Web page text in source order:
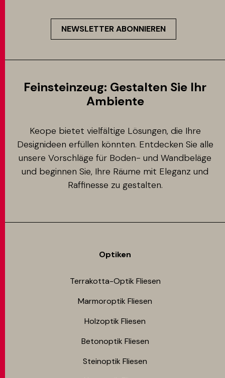
NEWSLETTER ABONNIEREN
Feinsteinzeug: Gestalten Sie Ihr
Ambiente
Keope bietet vielfältige Lösungen, die Ihre
Designideen erfüllen könnten. Entdecken Sie alle
unsere Vorschläge für Boden- und Wandbeläge
und beginnen Sie, Ihre Räume mit Eleganz und
Raffinesse zu gestalten.
Optiken
Terrakotta-Optik Fliesen
Marmoroptik Fliesen
Holzoptik Fliesen
Betonoptik Fliesen
Steinoptik Fliesen